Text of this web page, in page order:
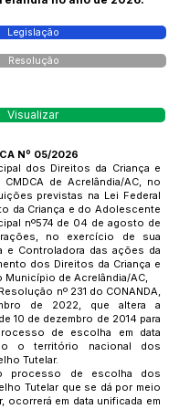
Legislação
Resolução
Visualizar
Nº 05/2026
dos Direitos da Criança e
de Acrelândia/AC, no
previstas na Lei Federal
da Criança e do Adolescente
nº574 de 04 de agosto de
no exercício de sua
e Controladora das ações da
dos Direitos da Criança e
de Acrelândia/AC,
nº 231 do CONANDA,
de 2022, que altera a
10 de dezembro de 2014 para
de escolha em data
o território nacional dos
Tutelar.
o processo de escolha dos
Tutelar que se dá por meio
ocorrerá em data unificada em